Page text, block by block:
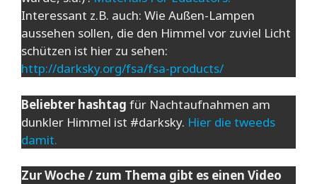
Interessant z.B. auch: Wie Außen-Lampen
aussehen sollen, die den Himmel vor zuviel Licht
schützen ist hier zu sehen:
http://darksky.org/fsa/fsa-products/
Beliebter hashtag für Nachtaufnahmen am
dunkler Himmel ist #darksky. Hier die tweeds
damit.
Zur Woche / zum Thema gibt es einen Video